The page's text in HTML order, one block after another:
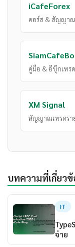
iCafeForex
คอร์ส & สัญญาณ
คู่มือ & อีบุ๊กเทรด
XM Signal
สัญญาณเทรดรา
บทความที่เกี่ยวข้
IT
จ่าย